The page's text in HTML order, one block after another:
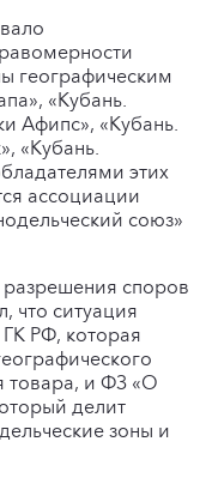
географическим
«Кубань.
Афипс», «Кубань.
«Кубань.
этих
ассоциации
союз»
разрешения споров
что ситуация
РФ, которая
товара, и ФЗ «О
делит
зоны и